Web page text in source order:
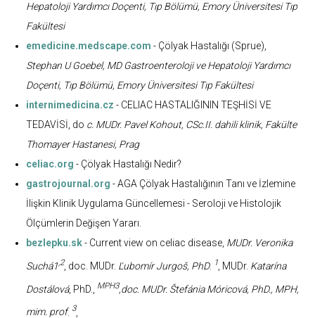
Hepatoloji Yardımcı Doçenti, Tıp Bölümü, Emory Üniversitesi Tıp
Fakültesi
emedicine.medscape.com - Çölyak Hastalığı (Sprue),
Stephan U Goebel, MD Gastroenteroloji ve Hepatoloji Yardımcı
Doçenti, Tıp Bölümü, Emory Üniversitesi Tıp Fakültesi
internimedicina.cz - CELIAC HASTALIĞININ TEŞHİSİ VE
TEDAVİSİ, do c. MUDr. Pavel Kohout, CSc.II. dahili klinik, Fakülte
Thomayer Hastanesi, Prag
celiac.org - Çölyak Hastalığı Nedir?
gastrojournal.org - AGA Çölyak Hastalığının Tanı ve İzlemine
İlişkin Klinik Uygulama Güncellemesi - Seroloji ve Histolojik
Ölçümlerin Değişen Yararı.
bezlepku.sk- Current view on celiac disease, MUDr. Veronika
Suchá1,2, doc. MUDr. Ľubomír Jurgoš, PhD. 1 , MUDr. Katarína
Dostálová, PhD., MPH3,doc. MUDr. Štefánia Móricová, PhD., MPH,
mim. prof. 3,